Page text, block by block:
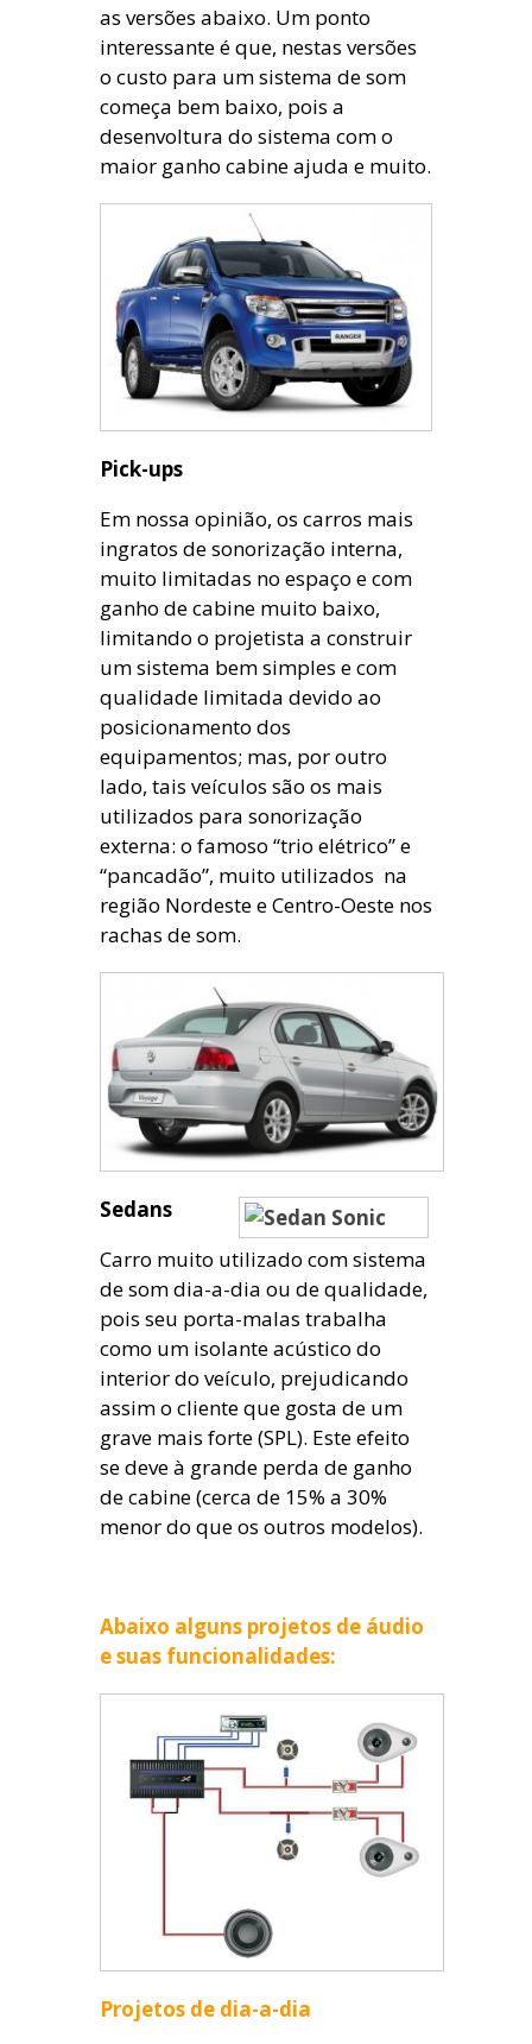
as versões abaixo. Um ponto
interessante é que, nestas versões
o custo para um sistema de som
começa bem baixo, pois a
desenvoltura do sistema com o
maior ganho cabine ajuda e muito.
Pick-ups
Em nossa opinião, os carros mais
ingratos de sonorização interna,
muito limitadas no espaço e com
ganho de cabine muito baixo,
limitando o projetista a construir
um sistema bem simples e com
qualidade limitada devido ao
posicionamento dos
equipamentos; mas, por outro
lado, tais veículos são os mais
utilizados para sonorização
externa: o famoso “trio elétrico” e
“pancadão”, muito utilizados na
região Nordeste e Centro-Oeste nos
rachas de som.
Sedans
Carro muito utilizado com sistema
de som dia-a-dia ou de qualidade,
pois seu porta-malas trabalha
como um isolante acústico do
interior do veículo, prejudicando
assim o cliente que gosta de um
grave mais forte (SPL). Este efeito
se deve à grande perda de ganho
de cabine (cerca de 15% a 30%
menor do que os outros modelos).
Abaixo alguns projetos de áudio
e suas funcionalidades:
Projetos de dia-a-dia